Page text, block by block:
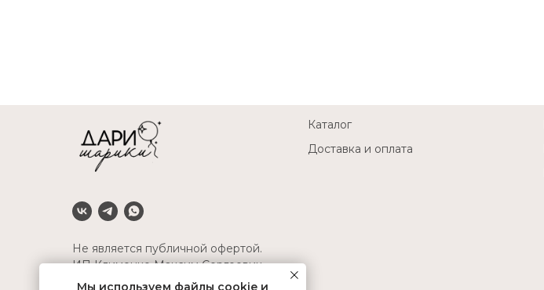
Мы используем файлы cookie и
Не является публичной офертой.
ИП Клименко Максим Сергеевич
ОГРНИП 314345508700016
Каталог
Доставка и оплата